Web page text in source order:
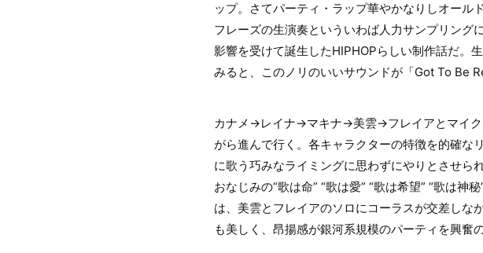
ップ。さてパーティ・ラップ華やかなりしオール
フレーズの生演奏といういわば人力サンプリング
影響を受けて誕生したHIPHOPらしい制作話だ。
みると、このノリのいいサウンドが「Got To Be
カナメ→レイナ→マキナ→美雲→フレイアとマイク
がら進んで行く。各キャラクターの特徴を的確な
に歌う巧みなライミングに思わずにやりとさせら
おなじみの“歌は命” “歌は愛” “歌は希望” “歌は
は、美雲とフレイアのソロにコーラスが交差しな
も美しく、昂揚感が銀河系規模のパーティを興奮